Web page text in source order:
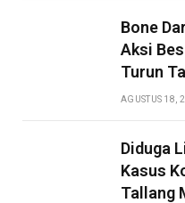
Bone
Aksi
Turun
AGUSTUS 18,
Diduga
Kasus
Tallang